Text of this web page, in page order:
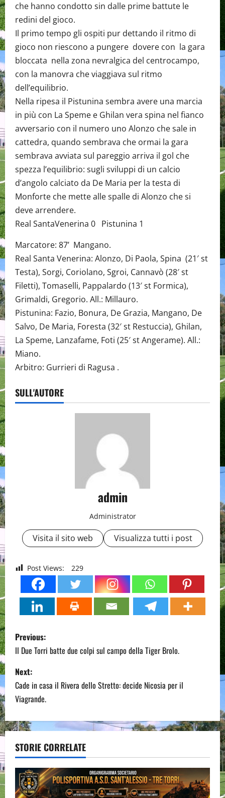
che hanno condotto sin dalle prime battute le
redini del gioco.
Il primo tempo gli ospiti pur dettando il ritmo di
gioco non riescono a pungere dovere con la gara
bloccata nella zona nevralgica del centrocampo,
con la manovra che viaggiava sul ritmo
dell’equilibrio.
Nella ripesa il Pistunina sembra avere una marcia
in più con La Speme e Ghilan vera spina nel fianco
avversario con il numero uno Alonzo che sale in
cattedra, quando sembrava che ormai la gara
sembrava avviata sul pareggio arriva il gol che
spezza l’equilibrio: sugli sviluppi di un calcio
d’angolo calciato da De Maria per la testa di
Monforte che mette alle spalle di Alonzo che si
deve arrendere.
Real SantaVenerina 0 Pistunina 1
Marcatore: 87’ Mangano.
Real Santa Venerina: Alonzo, Di Paola, Spina (21′ st
Testa), Sorgi, Coriolano, Sgroi, Cannavò (28′ st
Filetti), Tomaselli, Pappalardo (13′ st Formica),
Grimaldi, Gregorio. All.: Millauro.
Pistunina: Fazio, Bonura, De Grazia, Mangano, De
Salvo, De Maria, Foresta (32′ st Restuccia), Ghilan,
La Speme, Lanzafame, Foti (25′ st Angerame). All.:
Miano.
Arbitro: Gurrieri di Ragusa .
SULL'AUTORE
admin
Administrator
Visita il sito web Visualizza tutti i post
Post Views: 229
P
o
s
t
n
a
v
i
Previous:
Il Due Torri batte due colpi sul campo della Tiger Brolo.
Next:
Cade in casa il Rivera dello Stretto: decide Nicosia per il
Viagrande.
STORIE CORRELATE